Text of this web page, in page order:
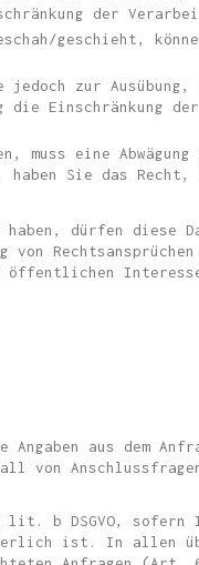
der
geschieht,
zur Ausübung,
Einschränkung
eine
Sie das
dürfen diese
Angaben aus dem
von
b DSGVO,
ist. In allen